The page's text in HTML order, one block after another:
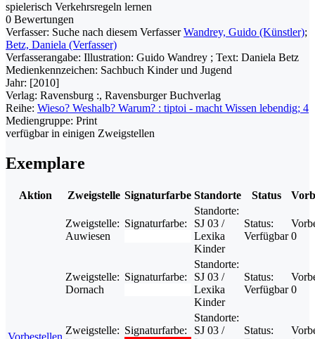
spielerisch Verkehrsregeln lernen
0 Bewertungen
Verfasser: Suche nach diesem Verfasser Wandrey, Guido (Künstler);
Betz, Daniela (Verfasser)
Verfasserangabe: Illustration: Guido Wandrey ; Text: Daniela Betz
Medienkennzeichen: Sachbuch Kinder und Jugend
Jahr: [2010]
Verlag: Ravensburg :, Ravensburger Buchverlag
Reihe: Wieso? Weshalb? Warum? : tiptoi - macht Wissen lebendig; 4
Mediengruppe: Print
verfügbar in einigen Zweigstellen
Exemplare
Aktion Zweigstelle Signaturfarbe Standorte Status
Zweigstelle:
Auwiesen
Signaturfarbe:
Standorte:
SJ 03 /
Lexika
Kinder
Status:
Verfügbar 0
Zweigstelle:
Dornach
Signaturfarbe:
Standorte:
SJ 03 /
Lexika
Kinder
Status:
Verfügbar 0
Vorbestellen
Zweigstelle: Signaturfarbe:
Standorte:
SJ 03 /
Status: